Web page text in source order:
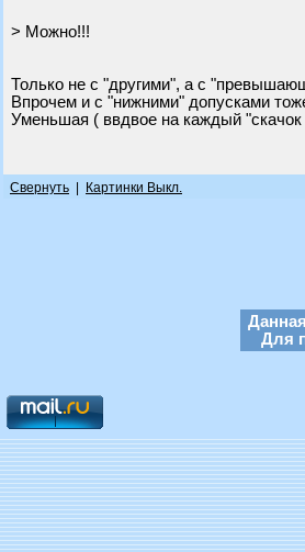
> Можно!!!
Только не с "другими", а с
Впрочем и с "нижними" допусками
Уменьшая ( ввдвое на каждый
Свернуть Картинки Выкл.
Для